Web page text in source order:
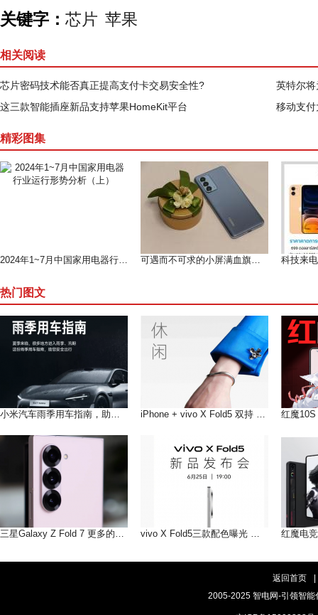
关键字： 芯片 苹果
相关阅读
芯片密码技术能否真正提高支付卡交易安全性?
英特尔
这三款智能插座新品支持苹果HomeKit平台
移动支
精彩图集
2024年1~7月中国家用电器行业运行形势分析（上） 可遇而不可求的小屏满血旗舰--魅族 18测评
热门图文
小米汽车雨季用车指南，助您在雨季安全出行 iPhone + vivo X Fold5 双持 以长补短互联互通双倍快乐!
三星Galaxy Z Fold 7 更多的AI即将到来 vivo X Fold5三款配色曝光 轻薄手感，和你好搭
返回首页
2005-2025 智电网-引领智